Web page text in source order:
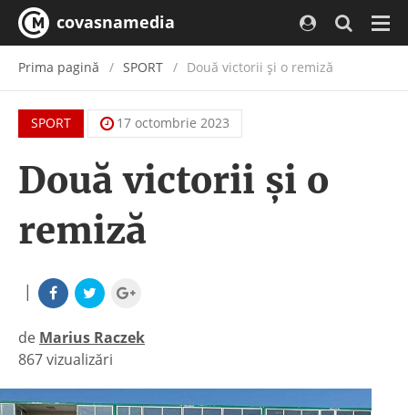
covasnamedia
Prima pagină SPORT Două victorii și o remiză
SPORT 17 octombrie 2023
Două victorii și o
remiză
|
de Marius Raczek
|
867 vizualizări